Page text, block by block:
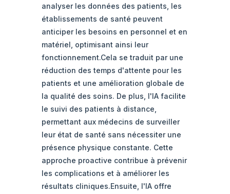
analyser les données des patients, les
établissements de santé peuvent
anticiper les besoins en personnel et en
matériel, optimisant ainsi leur
fonctionnement.Cela se traduit par une
réduction des temps d'attente pour les
patients et une amélioration globale de
la qualité des soins. De plus, l'IA facilite
le suivi des patients à distance,
permettant aux médecins de surveiller
leur état de santé sans nécessiter une
présence physique constante. Cette
approche proactive contribue à prévenir
les complications et à améliorer les
résultats cliniques.Ensuite, l'IA offre